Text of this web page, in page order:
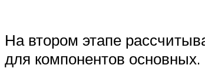
На втором этапе
для компонентов основных.